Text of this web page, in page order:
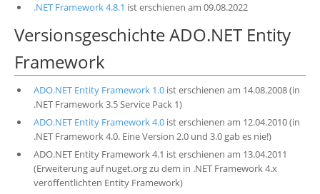
.NET Framework 4.8.1 ist erschienen am 09.08.2022
Versionsgeschichte ADO.NET Entity
Framework
ADO.NET Entity Framework 1.0ist erschienen am 14.08.2008 (in
.NET Framework 3.5 Service Pack 1)
ADO.NET Entity Framework 4.0ist erschienen am 12.04.2010 (in
.NET Framework 4.0. Eine Version 2.0 und 3.0 gab es nie!)
ADO.NET Entity Framework 4.1 ist erschienen am 13.04.2011
(Erweiterung auf nuget.org zu dem in .NET Framework 4.x
veröffentlichten Entity Framework)